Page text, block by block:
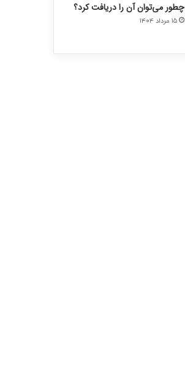
چطور می‌توان آن را دریافت کرد؟
۱۵ مرداد ۱۴۰۴